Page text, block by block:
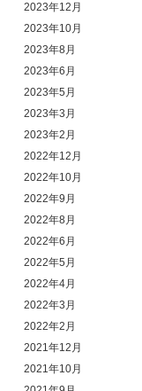
2023年12月
2023年10月
2023年8月
2023年6月
2023年5月
2023年3月
2023年2月
2022年12月
2022年10月
2022年9月
2022年8月
2022年6月
2022年5月
2022年4月
2022年3月
2022年2月
2021年12月
2021年10月